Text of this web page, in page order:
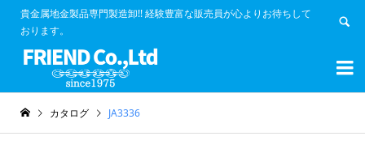
貴金属地金製品専門製造卸!! 経験豊富な販売員が心よりお待ちして
おります。


カタログ JA3336